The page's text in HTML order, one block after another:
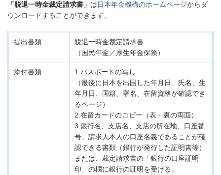
「脱退一時金裁定請求書」 は日本年金機構のホームページからダ
ウンロードすることができます。
提出書類
脱退一時金裁定請求書
（国民年金／厚生年金保険）
添付書類
1.パスポートの写し
（最後に日本を出国した年月日、氏名、生
年月日、
国籍、署名、在留資格が確認でき
るページ）
2.在留カードのコピー（表・裏の両面）
3.銀行名、支店名、支店の所在地、口座番
号、 請求人本人の口座名義であることが確
認できる書類 （銀行が発行した証明書等）
または、裁定請求書の「銀行の口座証明
印」の欄に銀行の証明を受ける。